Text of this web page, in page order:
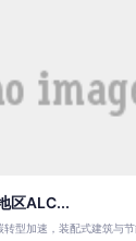
区ALC...
型加速，装配式建筑与